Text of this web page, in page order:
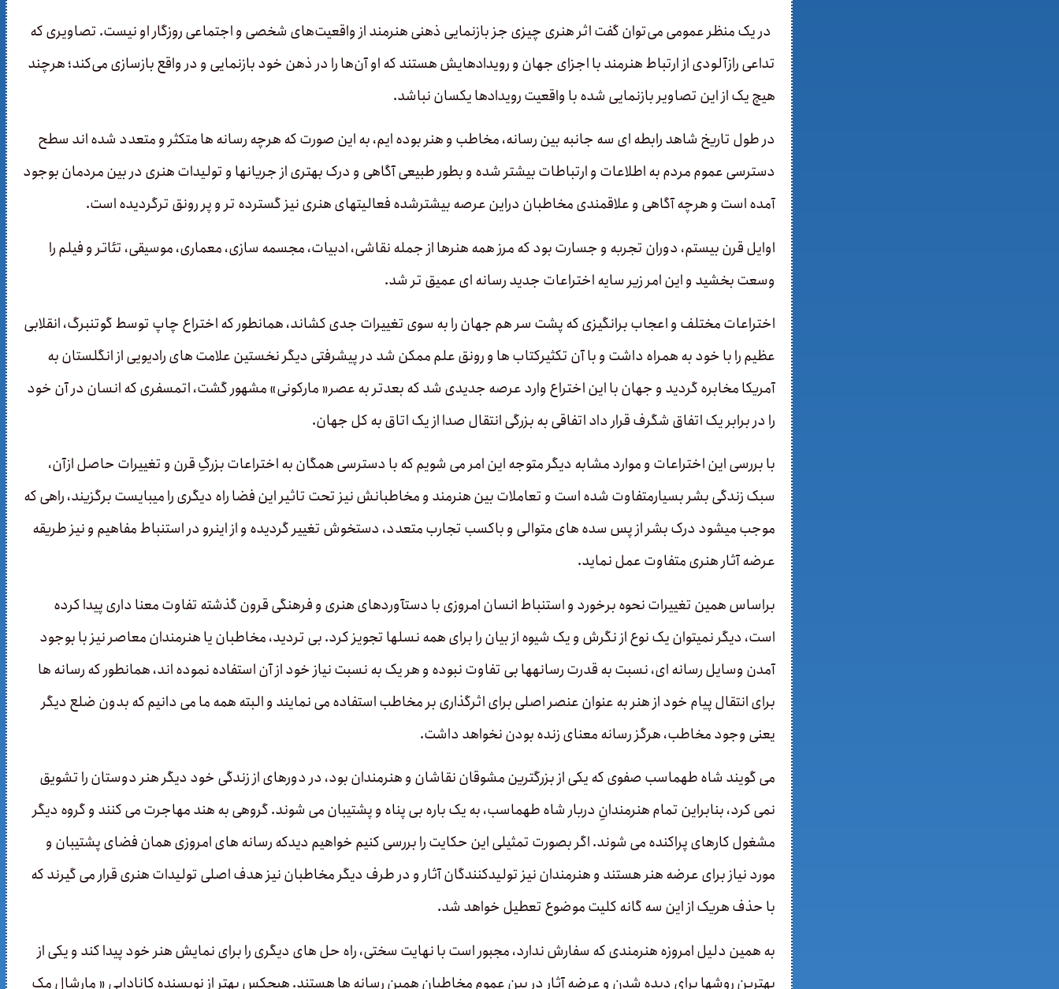
در یک منظر عمومی می‌توان گفت اثر هنری چیزی جز بازنمایی‌ ذهنی هنرمند از واقعیت‌های شخصی و اجتماعی روزگار او نیست. تصاویری که
تداعی‌ رازآلودی از ارتباط هنرمند با اجزای جهان و رویدادهایش هستند که او آن‌ها را در ذهن خود بازنمایی و در واقع بازسازی می‌کند؛ هرچند
هیچ یک از این تصاویر بازنمایی شده با واقعیت رویدادها یکسان نباشد.
در طول تاریخ شاهد رابطه ­ای سه جانبه بین رسانه، مخاطب و هنر بوده ­ایم، به این صورت که هرچه رسانه ­ها متکثر و متعدد شده اند سطح
دسترسی عموم مردم به اطلاعات و ارتباطات بیشتر شده و بطور طبیعی آگاهی و درک بهتری از جریان­ها و تولیدات هنری در بین مردمان بوجود
آمده است و هرچه آگاهی و علاقمندی مخاطبان دراین عرصه بیشترشده فعالیت­های هنری نیز گسترده تر و پر رونق ­ترگردیده است.
اوایل قرن بیستم، دوران تجربه و جسارت بود که مرز همه هنرها از جمله نقاشی، ادبیات، مجسمه سازی، معماری، موسیقی، تئاتر و فیلم را
وسعت بخشید و این امر زیر سایه اختراعات جدید رسانه ­ای عمیق ­تر شد.
اختراعات مختلف و اعجاب برانگیزی که پشت سر هم جهان را به سوی تغییرات جدی کشاند، همانطور که اختراع چاپ توسط گوتنبرگ، انقلابی
عظیم را با خود به همراه داشت و با آن تکثیرکتاب ها و رونق علم ممکن شد در پیشرفتی دیگر نخستین علامت های رادیویی از انگلستان به
آمریکا مخابره گردید و جهان با این اختراع وارد عرصه جدیدی شد که بعدتر به عصر« مارکونی» مشهور گشت، اتمسفری که انسان در آن خود
را در برابر یک اتفاق شگرف قرار داد اتفاقی به بزرگی انتقال صدا از یک اتاق به کل جهان.
با بررسی این اختراعات و موارد مشابه دیگر متوجه این امر می شویم که با دسترسی همگان به اختراعات بزرگِ قرن و تغییرات حاصل ازآن،
سبک زندگی بشر بسیارمتفاوت شده است و تعاملات بین هنرمند و مخاطبانش نیز تحت تاثیر این فضا راه دیگری را می­بایست برگزیند، راهی که
موجب می­شود درک بشر از پس سده های متوالی و باکسب تجارب متعدد، دستخوش تغییر گردیده و از این­رو در استنباط مفاهیم و نیز طریقه
عرضه آثار هنری متفاوت عمل نماید.
براساس همین تغییرات نحوه برخورد و استنباط انسان امروزی با دست­آوردهای هنری و فرهنگی قرون گذشته تفاوت معنا داری پیدا کرده
است، دیگر نمی­توان یک نوع از نگرش و یک شیوه از بیان را برای همه نسل­ها تجویز کرد. بی­ تردید، مخاطبان یا هنرمندان معاصر نیز با بوجود
آمدن وسایل رسانه ­ای، نسبت به قدرت رسانه­ها بی تفاوت نبوده­ و هر یک به نسبت نیاز خود از آن استفاده نموده ­اند، همانطور که رسانه ­ها
برای انتقال پیام خود از هنر به عنوان عنصر اصلی برای اثرگذاری بر مخاطب استفاده می­ نمایند و البته همه ما می دانیم که بدون ضلع دیگر
یعنی وجود مخاطب، هرگز رسانه معنای زنده بودن نخواهد داشت.
می­ گویند شاه طهماسب صفوی که یکی از بزرگترین مشوقان نقاشان و هنرمندان بود، در دوره­ای از زندگی خود دیگر هنر دوستان را تشویق
نمی­ کرد، بنابراین تمام هنرمندانِ دربار شاه طهماسب، به یک باره بی پناه و پشتیبان می­ شوند. گروهی به هند مهاجرت می ­کنند و گروه دیگر
مشغول کارهای پراکنده می­ شوند. اگر بصورت تمثیلی این حکایت را بررسی کنیم خواهیم دیدکه رسانه ­های امروزی همان فضای پشتیبان و
مورد نیاز برای عرضه هنر هستند و هنرمندان نیز تولیدکنندگان آثار و در طرف دیگر مخاطبان نیز هدف اصلی تولیدات هنری قرار می ­گیرند که
با حذف هریک از این سه گانه کلیت موضوع تعطیل خواهد شد.
به همین دلیل امروزه هنرمندی که سفارش ندارد، مجبور است با نهایت سختی، راه حل های دیگری را برای نمایش هنر خود پیدا کند و یکی از
بهترین روش­ها برای دیده شدن و عرضه آثار در بین عموم مخاطبان همین رسانه­ ها هستند. هیچکس بهتر از نویسنده کانادایی « مارشال مک